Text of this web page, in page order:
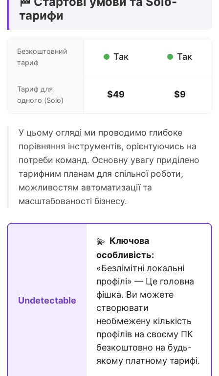
тарифи
Безкоштовний
тариф
Так Так
Тариф для
одного (Solo)
$49 $9
У цьому огляді ми проводимо глибоке
порівняння інструментів, орієнтуючись на
потреби команд. Основну увагу приділено
тарифним планам для спільної роботи,
можливостям автоматизації та
масштабованості бізнесу.
Undetectable
💫 Ключова
особливість:
«Безлімітні локальні
профілі» — Це головна
фішка. Ви можете
створювати
необмежену кількість
профілів на своєму ПК
безкоштовно на будь-
якому платному тарифі.